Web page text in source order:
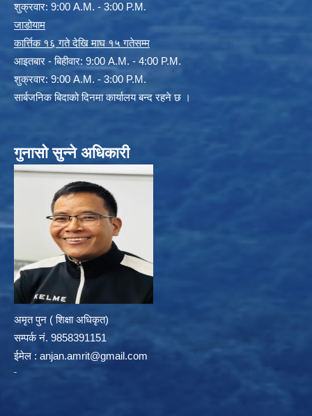
शुक्रवार: 9:00 A.M. - 3:00 P.M.
जाडोयाम
कार्त्तिक १६ गते देखि माघ १५ गतेसम्म
आइतबार - बिहीवार: 9:00 A.M. - 4:00 P.M.
शुक्रवार: 9:00 A.M. - 3:00 P.M.
सार्बजनिक बिदाको दिनमा कार्यालय बन्द रहने छ ।
गुनासो सुन्ने अधिकारी
अमृत पुन ( शिक्षा अधिकृत)
सम्पर्क न‌ं. 9858391151
ईमेल : anjan.amrit@gmail.com